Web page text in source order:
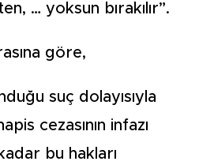
… yoksun bırakılır”.
göre,
suç dolayısıyla
cezasının infazı
bu hakları